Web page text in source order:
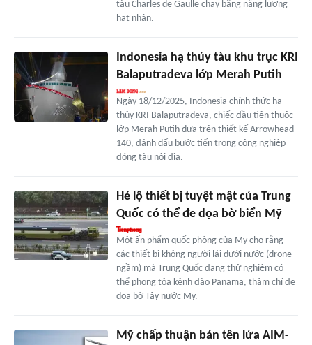
tàu Charles de Gaulle chạy bằng năng lượng
hạt nhân.
Indonesia hạ thủy tàu khu trục KRI
Balaputradeva lớp Merah Putih
Ngày 18/12/2025, Indonesia chính thức hạ
thủy KRI Balaputradeva, chiếc đầu tiên thuộc
lớp Merah Putih dựa trên thiết kế Arrowhead
140, đánh dấu bước tiến trong công nghiệp
đóng tàu nội địa.
Hé lộ thiết bị tuyệt mật của Trung
Quốc có thể đe dọa bờ biển Mỹ
Một ấn phẩm quốc phòng của Mỹ cho rằng
các thiết bị không người lái dưới nước (drone
ngầm) mà Trung Quốc đang thử nghiệm có
thể phong tỏa kênh đào Panama, thậm chí đe
dọa bờ Tây nước Mỹ.
Mỹ chấp thuận bán tên lửa AIM-